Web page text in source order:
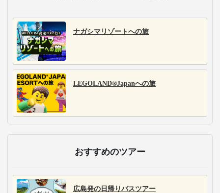
ナガシマリゾートへの旅
LEGOLAND®Japanへの旅
おすすめのツアー
広島発の日帰りバスツアー